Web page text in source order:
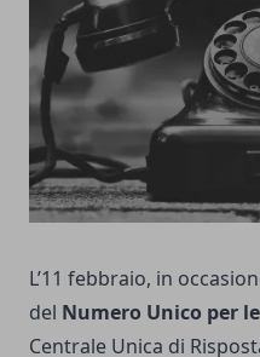
L’11 febbraio, in
del Numero Unico per
Centrale Unica di